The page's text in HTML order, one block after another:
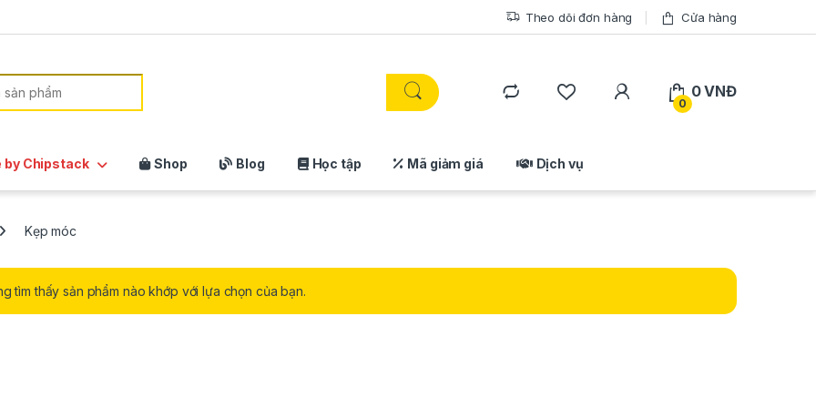
Theo dõi đơn hàng Cửa hàng
0
0VNĐ
by Chipstack Shop Blog Học tập Mã giảm giá Dịch vụ
Kẹp móc
tìm thấy sản phẩm nào khớp với lựa chọn của bạn.